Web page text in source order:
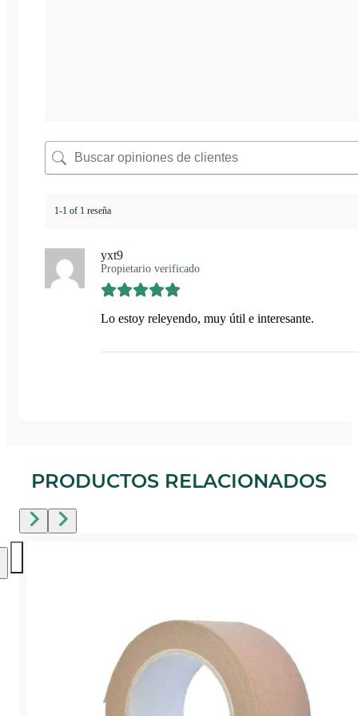
1-1 of 1 reseña
yxt9
Propietario verificado
Lo estoy releyendo, muy útil e interesante.
PRODUCTOS RELACIONADOS